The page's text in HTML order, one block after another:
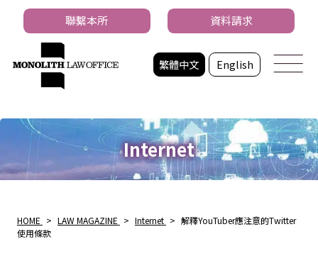
繁體中文 English
聯繫本所 資料請求
Internet
HOME > LAW MAGAZINE > Internet > 解釋YouTuber應注意的Twitter
使用條款